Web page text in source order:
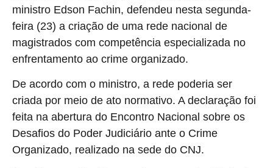
ministro Edson Fachin, defendeu nesta segunda-
feira (23) a criação de uma rede nacional de
magistrados com competência especializada no
enfrentamento ao crime organizado.
De acordo com o ministro, a rede poderia ser
criada por meio de ato normativo. A declaração foi
feita na abertura do Encontro Nacional sobre os
Desafios do Poder Judiciário ante o Crime
Organizado, realizado na sede do CNJ.